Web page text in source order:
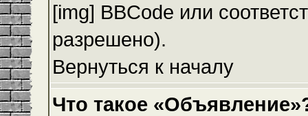
[img] BBCode или
разрешено).
Вернуться к началу
Что такое